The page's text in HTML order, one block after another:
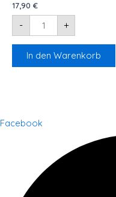
17,90 €
- +
In den Warenkorb
Facebook